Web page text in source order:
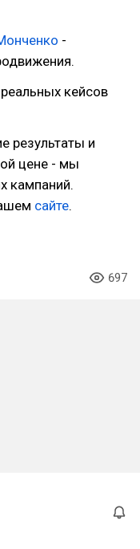
-
кейсов
результаты и
цене - мы
кампаний.
сайте.
697